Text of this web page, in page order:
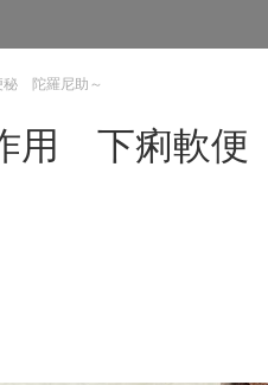
秘 陀羅尼助～
作用 下痢軟